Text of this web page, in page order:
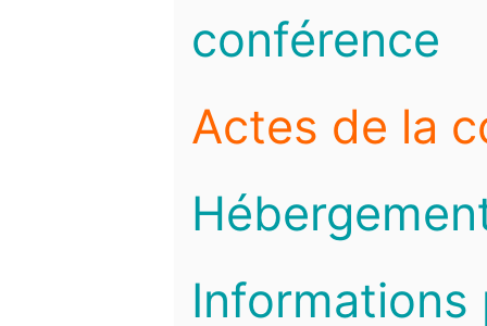
conférence
Actes de la
Informations